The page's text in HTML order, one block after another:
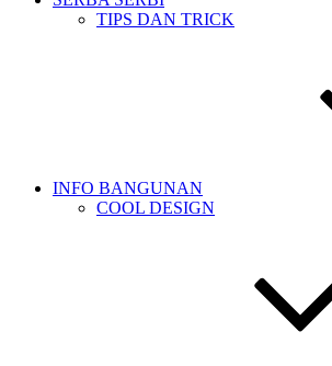
TIPS DAN TRICK
INFO BANGUNAN
COOL DESIGN